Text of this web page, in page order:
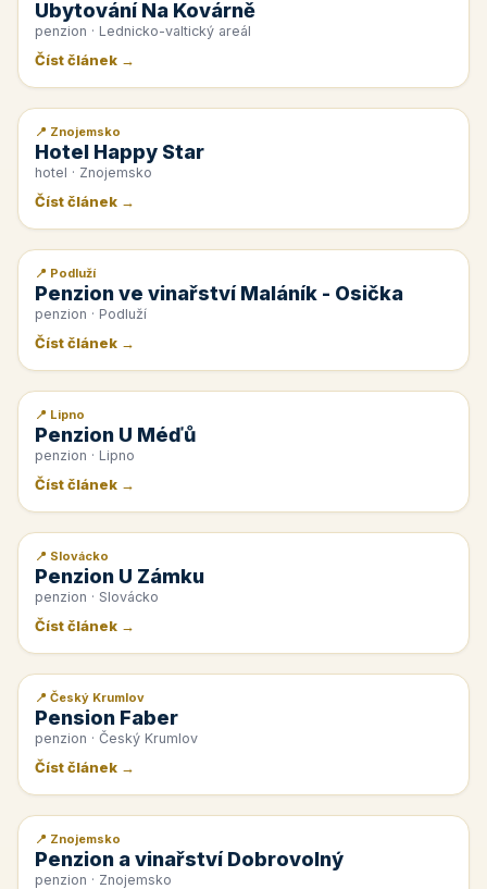
Ubytování Na Kovárně
penzion · Lednicko-valtický areál
Číst článek →
📰 PR článek
📍 Znojemsko
Hotel Happy Star
hotel · Znojemsko
Číst článek →
📰 PR článek
📍 Podluží
Penzion ve vinařství Maláník - Osička
penzion · Podluží
Číst článek →
📰 PR článek
📍 Lipno
Penzion U Méďů
penzion · Lipno
Číst článek →
📰 PR článek
📍 Slovácko
Penzion U Zámku
penzion · Slovácko
Číst článek →
📰 PR článek
📍 Český Krumlov
Pension Faber
penzion · Český Krumlov
Číst článek →
📰 PR článek
📍 Znojemsko
Penzion a vinařství Dobrovolný
penzion · Znojemsko